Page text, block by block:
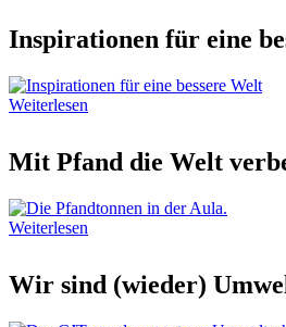
Inspirationen für eine
Weiterlesen
Mit Pfand die Welt
Weiterlesen
Wir sind (wieder)